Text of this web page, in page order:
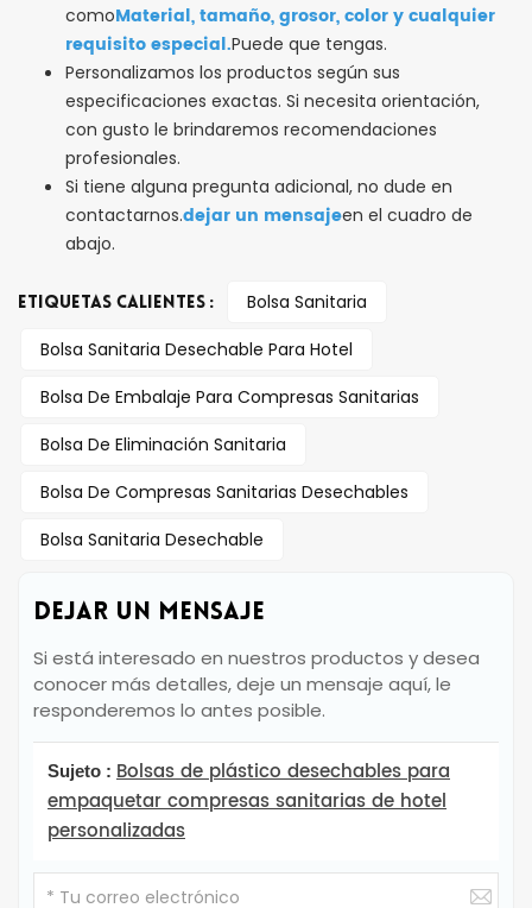
comoMaterial, tamaño, grosor, color y cualquier
requisito especial.Puede que tengas.
Personalizamos los productos según sus
especificaciones exactas. Si necesita orientación,
con gusto le brindaremos recomendaciones
profesionales.
Si tiene alguna pregunta adicional, no dude en
contactarnos.dejar un mensajeen el cuadro de
abajo.
ETIQUETAS CALIENTES :
Bolsa Sanitaria
Bolsa Sanitaria Desechable Para Hotel
Bolsa De Embalaje Para Compresas Sanitarias
Bolsa De Eliminación Sanitaria
Bolsa De Compresas Sanitarias Desechables
Bolsa Sanitaria Desechable
DEJAR UN MENSAJE
Si está interesado en nuestros productos y desea
conocer más detalles, deje un mensaje aquí, le
responderemos lo antes posible.
Sujeto : Bolsas de plástico desechables para
empaquetar compresas sanitarias de hotel
personalizadas